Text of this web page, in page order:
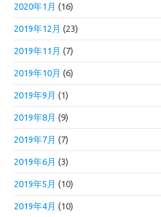
2020年1月 (16)
2019年12月 (23)
2019年11月 (7)
2019年10月 (6)
2019年9月 (1)
2019年8月 (9)
2019年7月 (7)
2019年6月 (3)
2019年5月 (10)
2019年4月 (10)